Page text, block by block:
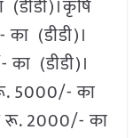
(डीडी)।कृषि
(डीडी)।
(डीडी)।
5000/- का
रू. 2000/- का